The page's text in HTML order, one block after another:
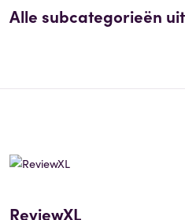
Alle subcategorieën
ReviewXL